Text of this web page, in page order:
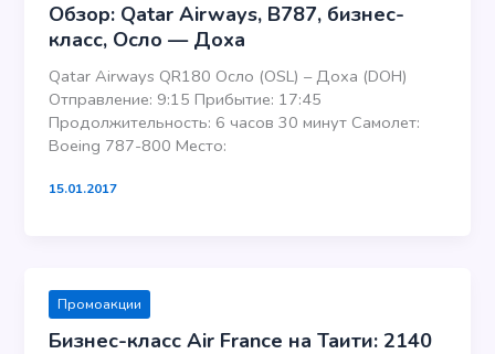
Обзор: Qatar Airways, B787, бизнес-
класс, Осло — Доха
Qatar Airways QR180 Осло (OSL) – Доха (DOH)
Отправление: 9:15 Прибытие: 17:45
Продолжительность: 6 часов 30 минут Самолет:
Boeing 787-800 Место:
15.01.2017
Промоакции
Бизнес-класс Air France на Таити: 2140